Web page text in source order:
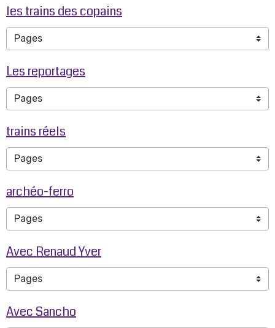
les trains des copains
Les reportages
trains réels
archéo-ferro
Avec Renaud Yver
Avec Sancho